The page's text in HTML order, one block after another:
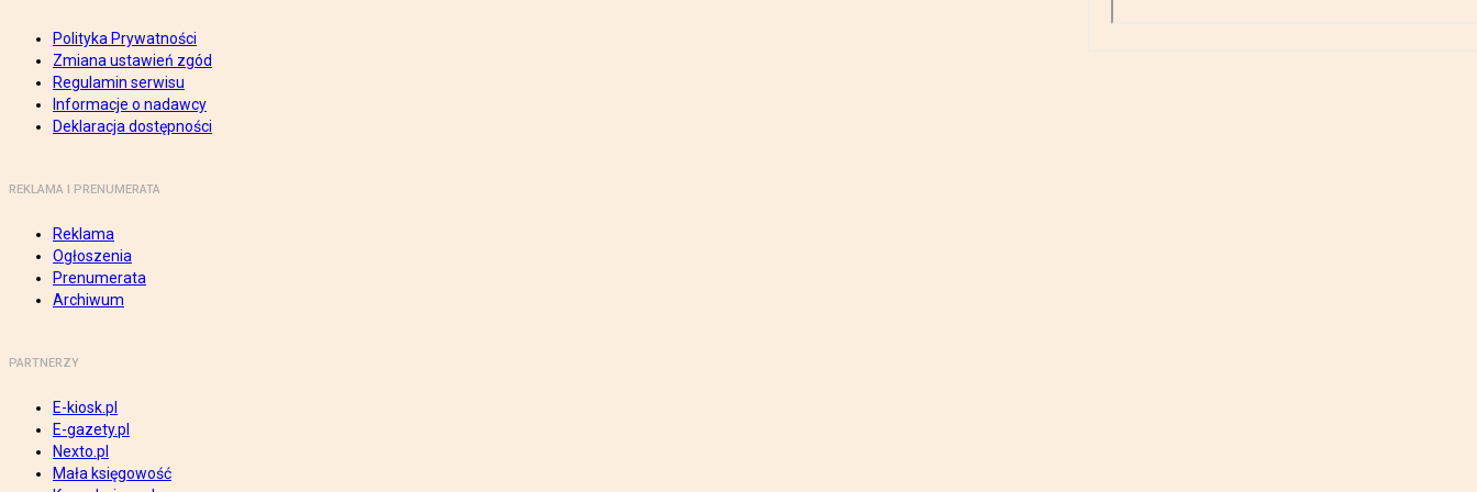
Polityka Prywatności
Zmiana ustawień zgód
Regulamin serwisu
Informacje o nadawcy
Deklaracja dostępności
REKLAMA I PRENUMERATA
Reklama
Ogłoszenia
Prenumerata
Archiwum
PARTNERZY
E-kiosk.pl
E-gazety.pl
Nexto.pl
Mała księgowość